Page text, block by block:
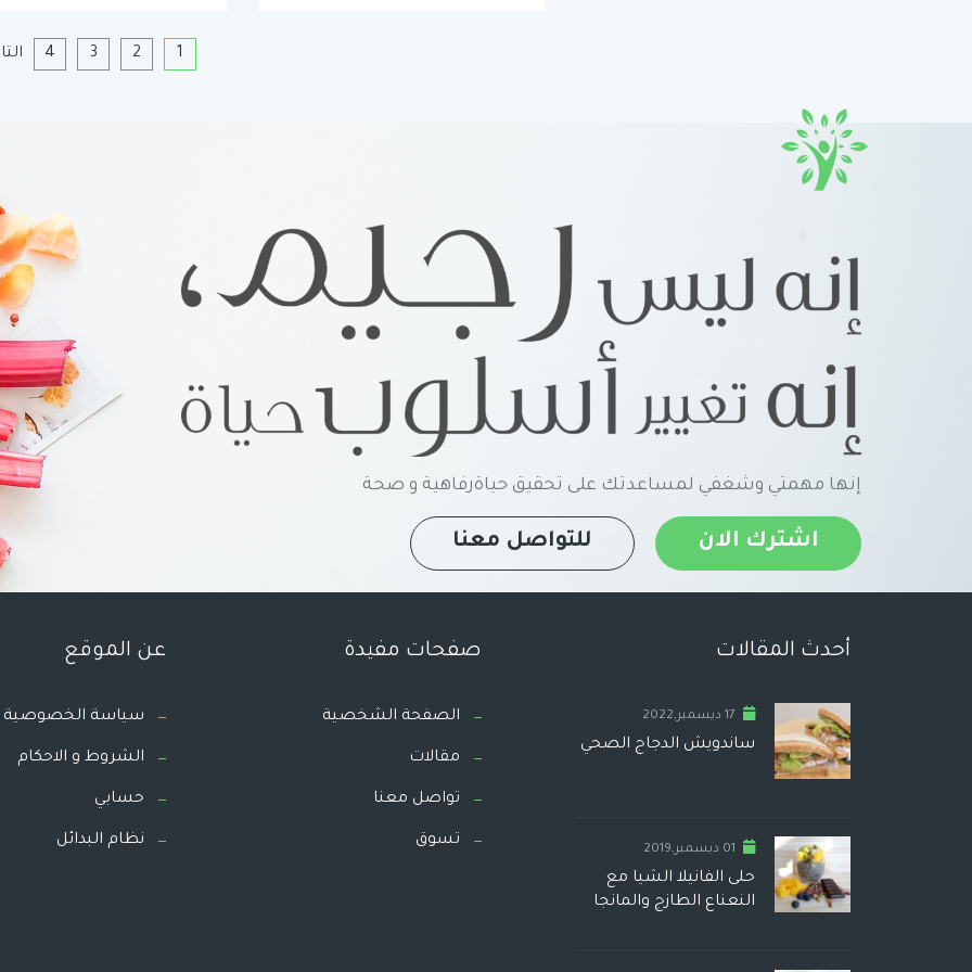
1
2
3
4
إنها مهمتي وشغفي لمساعدتك على تحقيق حياةرفاهية و صحة
اشترك الان للتواصل معنا
أحدث المقالات
17 ديسمبر,2022
ساندويش الدجاج الصحي
01 ديسمبر,2019
حلى الفانيلا الشيا مع
النعناع الطازج والمانجا
صفحات مفيدة
الصفحة الشخصية
مقالات
تواصل معنا
تسوق
عن الموقع
سياسة الخصوصية
الشروط و الاحكام
حسابي
نظام البدائل